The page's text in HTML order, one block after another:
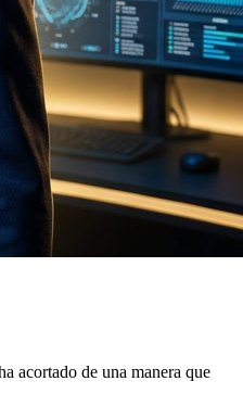
acortado de una manera que